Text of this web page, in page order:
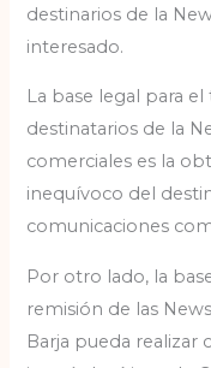
destinarios de la
interesado.
La base legal para
destinatarios de la
comerciales es la
inequívoco del
comunicaciones
Por otro lado, la
remisión de las
Barja pueda realizar